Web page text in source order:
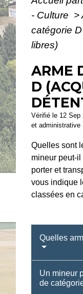
- Culture >
catégorie
libres)
ARME
D
Vérifié le 12 Sep
et administrative
Quelles sont
mineur peut-
porter et
vous indique
classées en
Quelles
Un mineur
de